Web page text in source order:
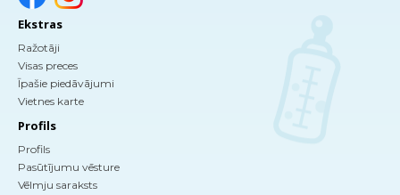
Ekstras
Ražotāji
Visas preces
Īpašie piedāvājumi
Vietnes karte
Profils
Profils
Pasūtījumu vēsture
Vēlmju saraksts